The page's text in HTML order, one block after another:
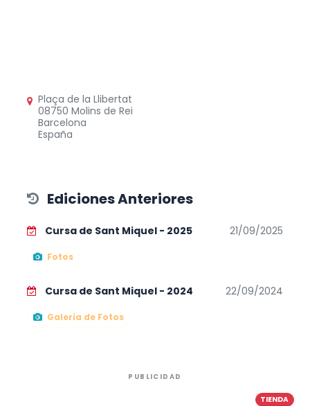
Plaça de la Llibertat
08750 Molins de Rei
Barcelona
España
Ediciones Anteriores
Cursa de Sant Miquel - 2025 21/09/2025
Fotos
Cursa de Sant Miquel - 2024 22/09/2024
Galeria de Fotos
PUBLICIDAD
TIENDA